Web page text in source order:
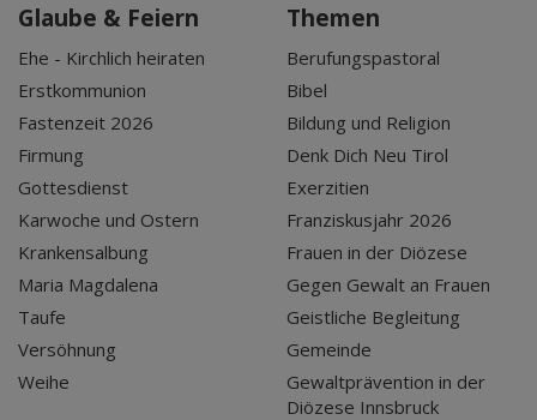
Glaube & Feiern
Ehe - Kirchlich heiraten
Erstkommunion
Fastenzeit 2026
Firmung
Gottesdienst
Karwoche und Ostern
Krankensalbung
Maria Magdalena
Taufe
Versöhnung
Weihe
Themen
Berufungspastoral
Bibel
Bildung und Religion
Denk Dich Neu Tirol
Exerzitien
Franziskusjahr 2026
Frauen in der Diözese
Gegen Gewalt an Frauen
Geistliche Begleitung
Gemeinde
Gewaltprävention in der
Diözese Innsbruck